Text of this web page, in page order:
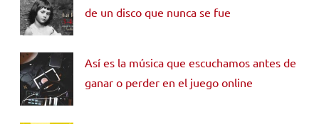
de un disco que nunca se fue
Así es la música que escuchamos antes de
ganar o perder en el juego online